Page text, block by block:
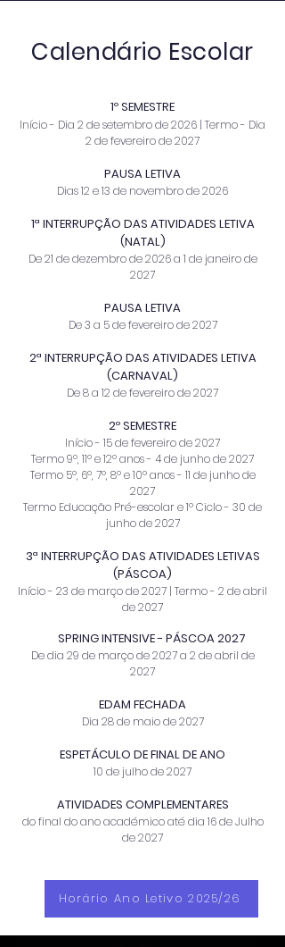
Calendário Escolar
1º SEMESTRE
Início - Dia 2 de setembro de 2026 | Termo - Dia
2 de fevereiro de 2027
​PAUSA LETIVA
Dias 12 e 13 de novembro de 2026
1ª INTERRUPÇÃO DAS ATIVIDADES LETIVA
(NATAL)
De 21 de dezembro de 2026 a 1 de janeiro de
2027
​PAUSA LETIVA
De 3 a 5 de fevereiro de 2027
2ª INTERRUPÇÃO DAS ATIVIDADES LETIVA
(CARNAVAL)
De 8 a 12 de fevereiro de 2027
2º SEMESTRE
Início - 15 de fevereiro de 2027
Termo 9º, 11º e 12º anos - 4 de junho de 2027
Termo 5º, 6º, 7º, 8º e 10º anos - 11 de junho de
2027
Termo Educação Pré-escolar e 1º Ciclo - 30 de
junho de 2027
3ª INTERRUPÇÃO DAS ATIVIDADES LETIVAS
(PÁSCOA)
Início - 23 de março de 2027 | Termo - 2 de abril
de 2027
SPRING INTENSIVE - PÁSCOA 2027
De dia 29 de março de 2027 a 2 de abril de
2027
EDAM FECHADA
Dia 28 de maio de 2027
ESPETÁCULO DE FINAL DE ANO
10 de julho de 2027
ATIVIDADES COMPLEMENTARES
do final do ano académico até dia 16 de Julho
de 2027
Horário Ano Letivo 2025/26